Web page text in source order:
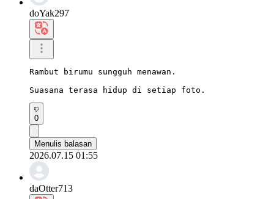
doYak297
Rambut birumu sungguh menawan.
Suasana terasa hidup di setiap foto.
0
Menulis balasan
2026.07.15 01:55
daOtter713